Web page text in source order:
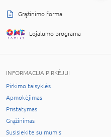
Grąžinimo forma
Lojalumo programa
INFORMACIJA PIRKĖJUI
Pirkimo taisyklės
Apmokėjimas
Pristatymas
Grąžinimas
Susisiekite su mumis